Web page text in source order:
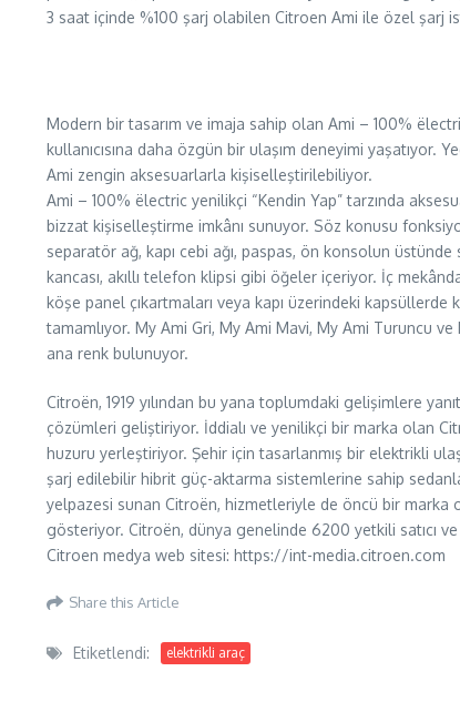
3 saat içinde %100 şarj olabilen Citroen Ami ile özel şarj
Modern bir tasarım ve imaja sahip olan Ami – 100%
kullanıcısına daha özgün bir ulaşım deneyimi yaşatıyor.
Ami zengin aksesuarlarla kişiselleştirilebiliyor.
Ami – 100% ëlectric yenilikçi “Kendin Yap” tarzında
bizzat kişiselleştirme imkânı sunuyor. Söz konusu
separatör ağ, kapı cebi ağı, paspas, ön konsolun
kancası, akıllı telefon klipsi gibi öğeler içeriyor. İç
köşe panel çıkartmaları veya kapı üzerindeki kapsüllerde
tamamlıyor. My Ami Gri, My Ami Mavi, My Ami Turuncu
ana renk bulunuyor.
Citroën, 1919 yılından bu yana toplumdaki gelişimlere
çözümleri geliştiriyor. İddialı ve yenilikçi bir marka olan
huzuru yerleştiriyor. Şehir için tasarlanmış bir elektrikli
şarj edilebilir hibrit güç-aktarma sistemlerine sahip
yelpazesi sunan Citroën, hizmetleriyle de öncü bir
gösteriyor. Citroën, dünya genelinde 6200 yetkili satıcı
Citroen medya web sitesi: https://int-media.citroen.com
Share this Article
Etiketlendi: elektrikli araç